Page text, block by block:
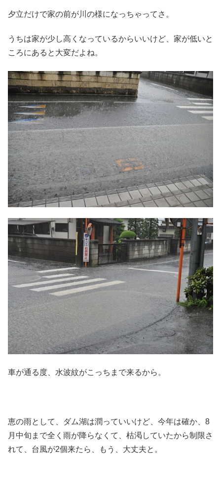
夕立だけで家の前が川の様になっちゃってさ。
うちは家が少し高くなっているからいいけど、家が低いと
ころにあると大変だよね。
車が通る度、水波紋がこっちまで来るから。
恵の雨として、ダム湖は潤っていいけど、今年は確か、8
月中旬まで全く雨が降らなくて、枯渇していたから制限さ
れて、台風が2個来たら、もう、大丈夫と。